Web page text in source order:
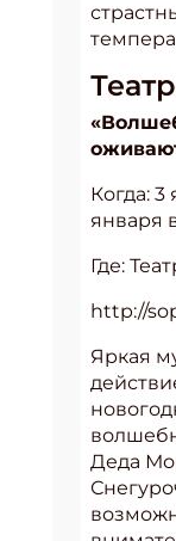
Когда: 3
января
Где:
http://
Яркая
Деда